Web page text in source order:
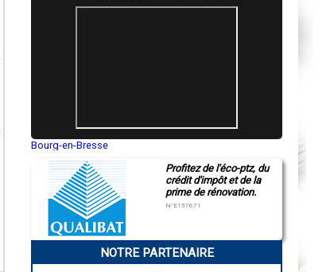
Bourg-en-Bresse
Montluçon
Manosque
Gap
Charleville-Mézières
Pamiers
Narbonne
Profitez de l'éco-ptz, du
crédit d'impôt et de la
prime de rénovation.
N°E157671
NOTRE PARTENAIRE